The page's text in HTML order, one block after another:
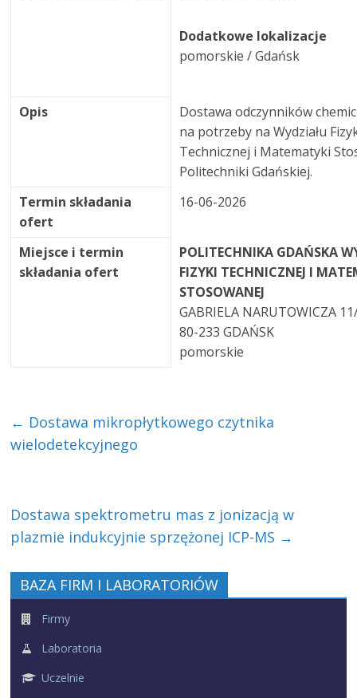
Dodatkowe lokalizacje
pomorskie / Gdańsk
Opis
Dostawa odczynników
na potrzeby na Wydziału
Technicznej i Matematyki
Politechniki Gdańskiej.
Termin składania
ofert
16-06-2026
Miejsce i termin
składania ofert
POLITECHNIKA GDAŃSKA
FIZYKI TECHNICZNEJ I
STOSOWANEJ
GABRIELA NARUTOWICZA
80-233 GDAŃSK
pomorskie
← Dostawa mikropłytkowego czytnika
wielodetekcyjnego
Dostawa spektrometru mas z jonizacją w
plazmie indukcyjnie sprzężonej ICP-MS →
BAZA FIRM I LABORATORIÓW
Firmy
Laboratoria
Uczelnie